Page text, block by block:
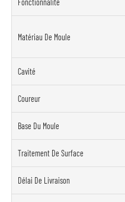
Fonctionnalité
Matériau De Moule
Cavité
Coureur
Base Du Moule
Traitement De Surface
Délai De Livraison